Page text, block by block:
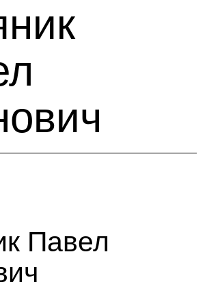
Павел